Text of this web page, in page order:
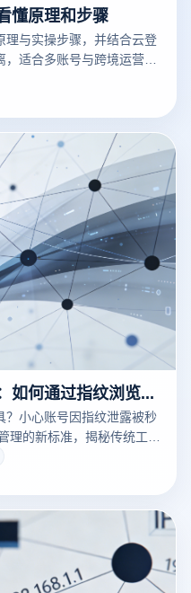
懂原理和步骤
理与实操步骤，并结合云登
适合多账号与跨境运营用
代理IP工具终极避坑指南：如何通过指纹浏览器实现高效IP管理？
小心账号因指纹泄露被秒
理的新标准，揭秘传统工具
器的批量检测与内核级隔
的全流程安全方案。